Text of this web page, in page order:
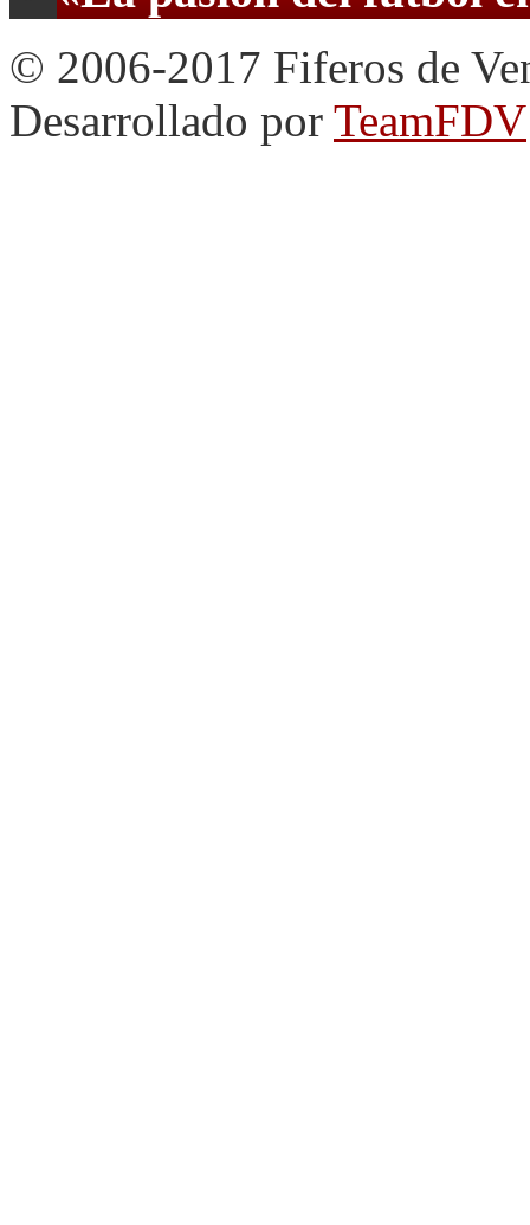
© 2006-2017 Fiferos de
Desarrollado por TeamFDV